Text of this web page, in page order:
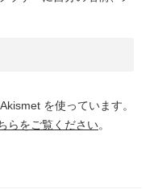
を使っています。
らをご覧ください。